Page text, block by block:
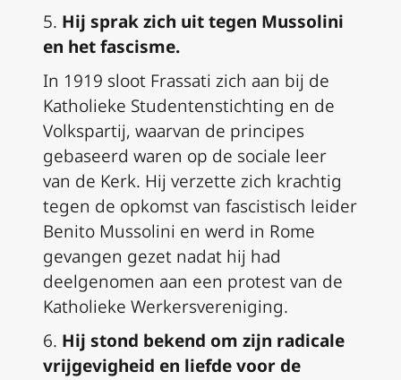
5. Hij sprak zich uit tegen Mussolini
en het fascisme.
In 1919 sloot Frassati zich aan bij de
Katholieke Studentenstichting en de
Volkspartij, waarvan de principes
gebaseerd waren op de sociale leer
van de Kerk. Hij verzette zich krachtig
tegen de opkomst van fascistisch leider
Benito Mussolini en werd in Rome
gevangen gezet nadat hij had
deelgenomen aan een protest van de
Katholieke Werkersvereniging.
6. Hij stond bekend om zijn radicale
vrijgevigheid en liefde voor de